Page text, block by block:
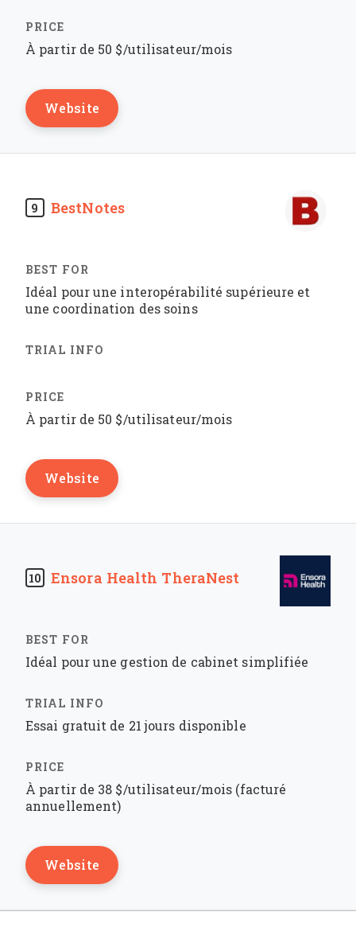
À partir de 50 $/utilisateur/mois
Website
9 BestNotes
Idéal pour une interopérabilité supérieure et
une coordination des soins
À partir de 50 $/utilisateur/mois
Website
10 Ensora Health TheraNest
Idéal pour une gestion de cabinet simplifiée
Essai gratuit de 21 jours disponible
À partir de 38 $/utilisateur/mois (facturé
annuellement)
Website